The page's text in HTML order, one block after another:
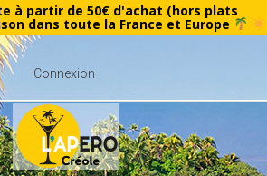
à partir de 50€ d'achat (hors plats
dans toute la France et Europe
Connexion